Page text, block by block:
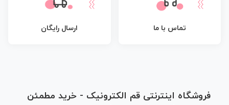
تماس با ما ارسال رایگان
فروشگاه اینترنتی قم الکترونیک - خرید مطمئن